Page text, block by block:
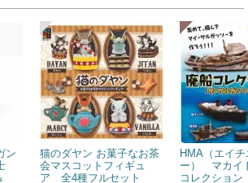
ン
猫のダヤン お菓子なお茶
会マスコットフィギュ
ア 全4種フルセット
HMA（エイ
ー） マカイ
コレクショ